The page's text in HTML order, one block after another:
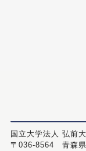
国立大学法人 弘前
〒036-8564 青森